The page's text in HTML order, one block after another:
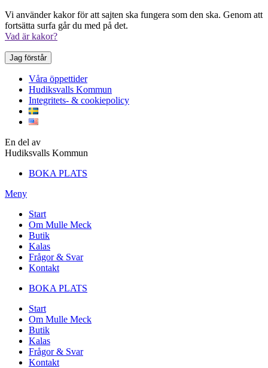
Vi använder kakor för att sajten ska fungera som den ska. Genom att
fortsätta surfa går du med på det.
Vad är kakor?
Jag förstår
Våra öppettider
Hudiksvalls Kommun
Integritets- & cookiepolicy
En del av
Hudiksvalls Kommun
BOKA PLATS
Meny
Start
Om Mulle Meck
Butik
Kalas
Frågor & Svar
Kontakt
BOKA PLATS
Start
Om Mulle Meck
Butik
Kalas
Frågor & Svar
Kontakt